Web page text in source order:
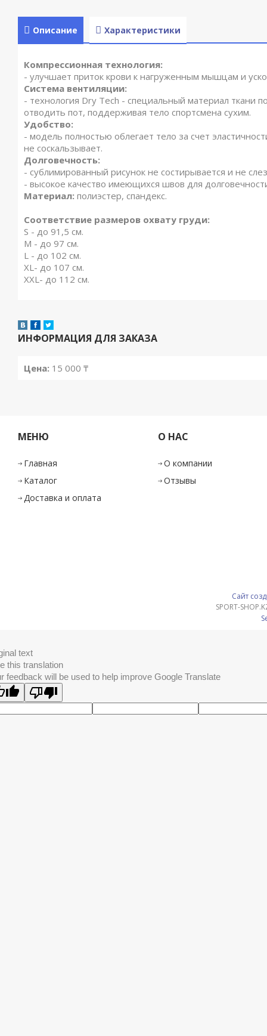
Описание Характеристики
Компрессионная технология:
- улучшает приток крови к нагруженным мышцам и
Система вентиляции:
- технология Dry Tech - специальный материал ткани
отводить пот, поддерживая тело спортсмена сухим.
Удобство:
- модель полностью облегает тело за счет
не соскальзывает.
Долговечность:
- сублимированный рисунок не состирывается и не
- высокое качество имеющихся швов для
Материал: полиэстер, спандекс.
Соответствие размеров охвату груди:
S - до 91,5 см.
M - до 97 см.
L - до 102 см.
XL- до 107 см.
XXL- до 112 см.
ИНФОРМАЦИЯ ДЛЯ ЗАКАЗА
Цена: 15 000 ₸
МЕНЮ
Главная
Каталог
Доставка и оплата
О НАС
О компании
Отзывы
Сайт
SPORT-
text
this translation
feedback will be used to help improve Google Translate